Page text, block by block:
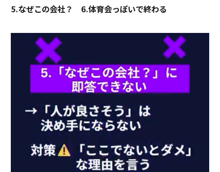
5.なぜこの会社？ 6.体育会っぽいで終わる